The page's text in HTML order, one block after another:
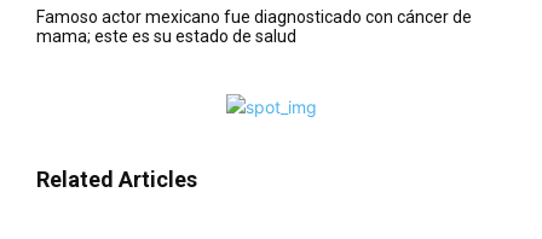
Famoso actor mexicano fue diagnosticado con cáncer de
mama; este es su estado de salud
Related Articles